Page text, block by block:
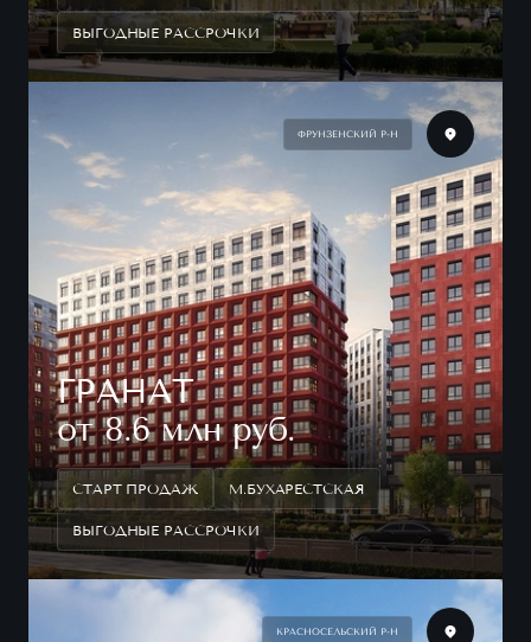
ВЫГОДНЫЕ РАССРОЧКИ
ФРУНЗЕНСКИЙ Р-Н
ГРАНАТ
от 8.6 млн руб.
СТАРТ ПРОДАЖ М.БУХАРЕСТСКАЯ
ВЫГОДНЫЕ РАССРОЧКИ
КРАСНОСЕЛЬСКИЙ Р-Н